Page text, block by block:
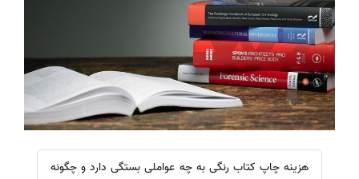
هزینه چاپ کتاب رنگی به چه عواملی بستگی دارد و چگونه